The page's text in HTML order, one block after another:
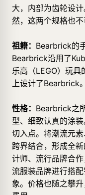
大，内部为齿轮设
然，这两个规格也不
祖籍： Bearbrick的
Bearbrick沿用了
乐高（LEGO）玩
上设计了Bearbrick。
性格： Bearbrick之
型、细致认真的涂
切入点。将潮流元
跨界结合，形成全
计师、流行品牌合
流服装品牌进行搭
象。价格也随之攀